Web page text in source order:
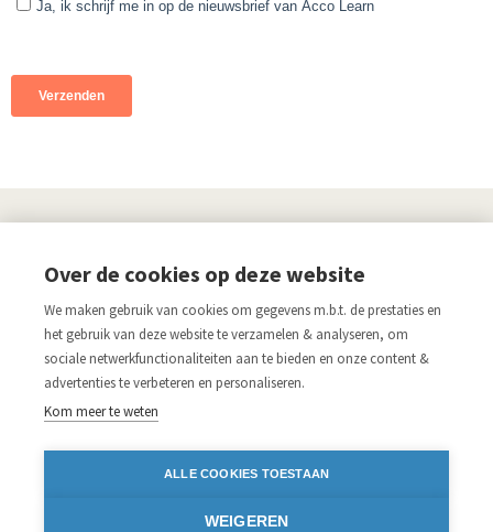
Links
Aanmelden nieuwsbrief
Pers
Acco.be
Algemene voorwaarden
Disclaimer
Privacy verklaring
Blijf op de hoogte
Over de cookies op deze website
We maken gebruik van cookies om gegevens m.b.t. de prestaties en
het gebruik van deze website te verzamelen & analyseren, om
sociale netwerkfunctionaliteiten aan te bieden en onze content &
advertenties te verbeteren en personaliseren.
Kom meer te weten
ALLE COOKIES TOESTAAN
WEIGEREN